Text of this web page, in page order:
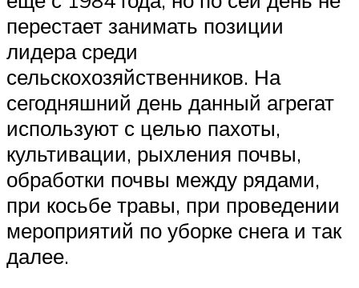
перестает занимать позиции
лидера среди
сельскохозяйственников. На
сегодняшний день данный агрегат
используют с целью пахоты,
культивации, рыхления почвы,
обработки почвы между рядами,
при косьбе травы, при проведении
мероприятий по уборке снега и так
далее.